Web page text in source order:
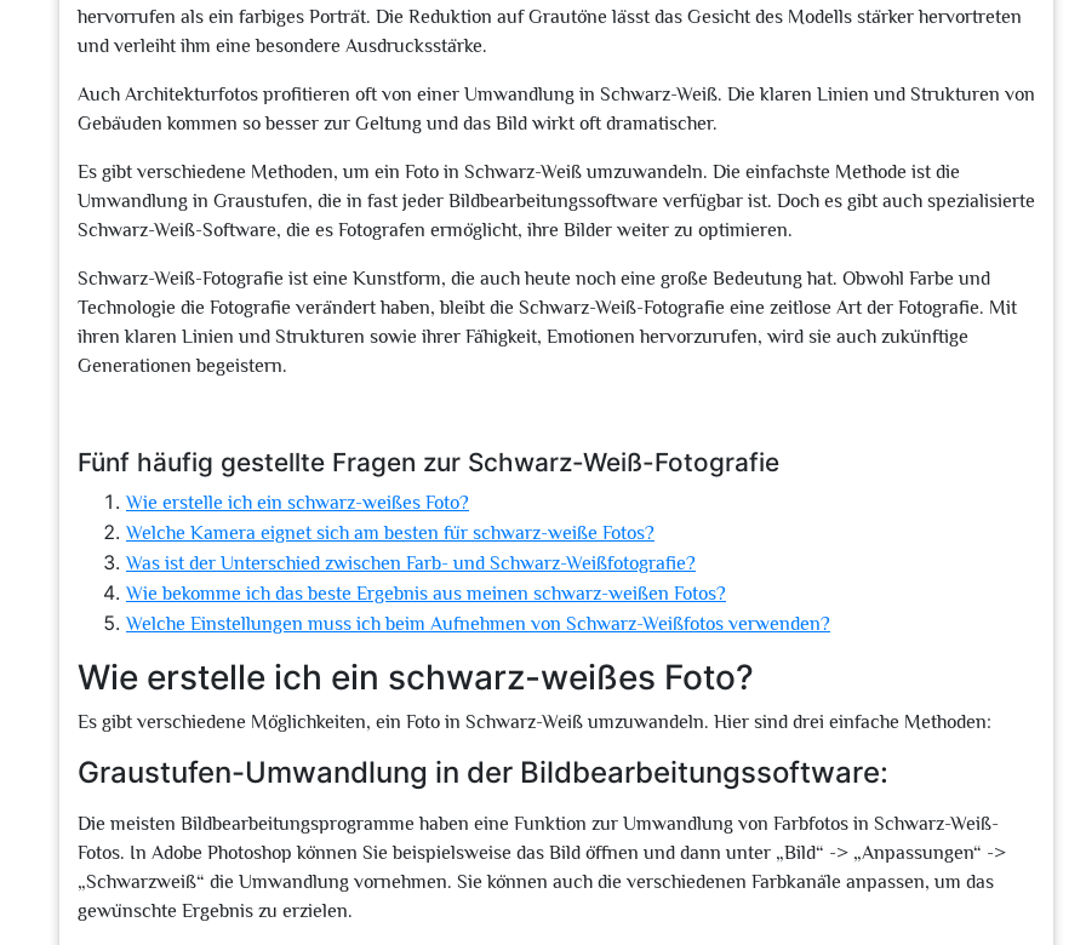
hervorrufen als ein farbiges Porträt. Die Reduktion auf Grautöne lässt das Gesicht des Modells stärker hervortreten
und verleiht ihm eine besondere Ausdrucksstärke.
Auch Architekturfotos profitieren oft von einer Umwandlung in Schwarz-Weiß. Die klaren Linien und Strukturen von
Gebäuden kommen so besser zur Geltung und das Bild wirkt oft dramatischer.
Es gibt verschiedene Methoden, um ein Foto in Schwarz-Weiß umzuwandeln. Die einfachste Methode ist die
Umwandlung in Graustufen, die in fast jeder Bildbearbeitungssoftware verfügbar ist. Doch es gibt auch spezialisierte
Schwarz-Weiß-Software, die es Fotografen ermöglicht, ihre Bilder weiter zu optimieren.
Schwarz-Weiß-Fotografie ist eine Kunstform, die auch heute noch eine große Bedeutung hat. Obwohl Farbe und
Technologie die Fotografie verändert haben, bleibt die Schwarz-Weiß-Fotografie eine zeitlose Art der Fotografie. Mit
ihren klaren Linien und Strukturen sowie ihrer Fähigkeit, Emotionen hervorzurufen, wird sie auch zukünftige
Generationen begeistern.
Fünf häufig gestellte Fragen zur Schwarz-Weiß-Fotografie
Wie erstelle ich ein schwarz-weißes Foto?
Welche Kamera eignet sich am besten für schwarz-weiße Fotos?
Was ist der Unterschied zwischen Farb- und Schwarz-Weißfotografie?
Wie bekomme ich das beste Ergebnis aus meinen schwarz-weißen Fotos?
Welche Einstellungen muss ich beim Aufnehmen von Schwarz-Weißfotos verwenden?
Wie erstelle ich ein schwarz-weißes Foto?
Es gibt verschiedene Möglichkeiten, ein Foto in Schwarz-Weiß umzuwandeln. Hier sind drei einfache Methoden:
Graustufen-Umwandlung in der Bildbearbeitungssoftware:
Die meisten Bildbearbeitungsprogramme haben eine Funktion zur Umwandlung von Farbfotos in Schwarz-Weiß-
Fotos. In Adobe Photoshop können Sie beispielsweise das Bild öffnen und dann unter „Bild“ -> „Anpassungen“ ->
„Schwarzweiß“ die Umwandlung vornehmen. Sie können auch die verschiedenen Farbkanäle anpassen, um das
gewünschte Ergebnis zu erzielen.